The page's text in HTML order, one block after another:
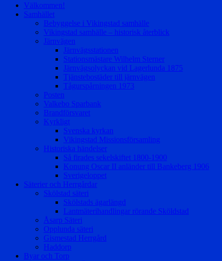
Välkommen!
Samhället
Bebyggelse i Vikingstad samhälle
Vikingstad samhälle – historisk återblick
Järnvägen
Järnvägsstationen
Stationsmästare Wilhelm Sterner
Järnvägsolyckan vid Lagerlunda 1875
Tjänstebostäder till järnvägen
Tågurspårningen 1973
Posten
Valkebo Sparbank
Brandförsvaret
Kyrkligt
Svenska kyrkan
Vikingstad Missionsförsamling
Historiska händelser
Så firades sekelskiftet 1800-1900
Konung Oscar II anländer till Bankeberg 1906
Sverigeloppet
Säterier och Herrgårdar
Skölstad säteri
Skölstads ägarlängd
Lantmäterihandlingar rörande Sköldstad
Åsarp Säteri
Opplunda säteri
Gismestad Herrgård
Haddorp
Byar och Torp